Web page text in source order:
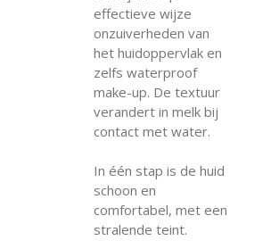
effectieve wijze
onzuiverheden van
het huidoppervlak en
zelfs waterproof
make-up. De textuur
verandert in melk bij
contact met water.
In één stap is de huid
schoon en
comfortabel, met een
stralende teint.